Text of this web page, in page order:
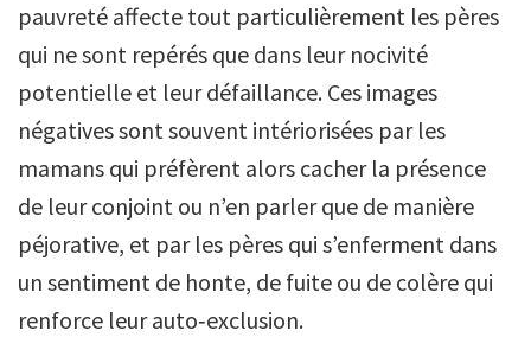
pauvreté affecte tout particulièrement les pères
qui ne sont repérés que dans leur nocivité
potentielle et leur défaillance. Ces images
négatives sont souvent intériorisées par les
mamans qui préfèrent alors cacher la présence
de leur conjoint ou n’en parler que de manière
péjorative, et par les pères qui s’enferment dans
un sentiment de honte, de fuite ou de colère qui
renforce leur auto‑exclusion.